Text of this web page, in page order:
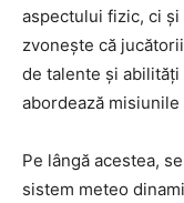
aspectului fizic, ci
zvonește că
de talente și
abordează
Pe lângă acestea,
sistem meteo